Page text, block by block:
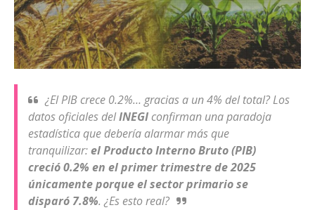
¿El PIB crece 0.2%… gracias a un 4% del total? Los
datos oficiales delINEGI confirman una paradoja
estadística que debería alarmar más que
tranquilizar:el Producto Interno Bruto (PIB)
creció 0.2% en el primer trimestre de 2025
únicamente porque el sector primario se
disparó 7.8%. ¿Es esto real?